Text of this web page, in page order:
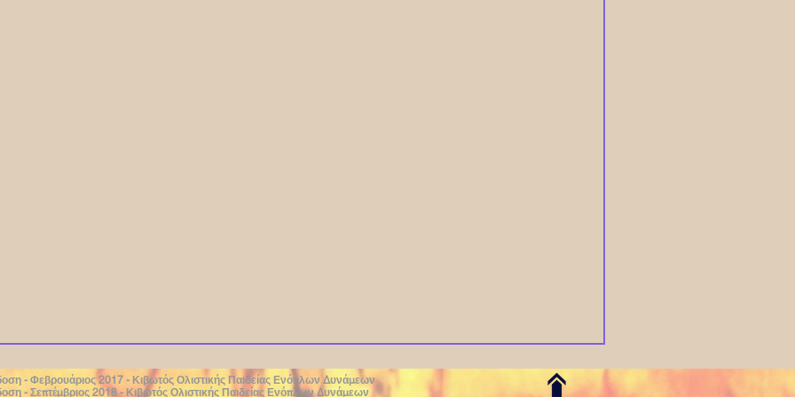
- Φεβρουάριος 2017 - Κιβωτός Ολιστικής Παιδείας Ενόπλων Δυνάμεων
- Σεπτέμβριος 2018 - Κιβωτός Ολιστικής Παιδείας Ενόπλων Δυνάμεων